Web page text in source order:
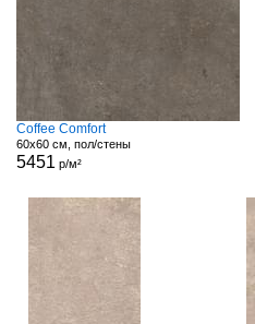
Coffee Comfort
60x60 см, пол/стены
5451 р/м²